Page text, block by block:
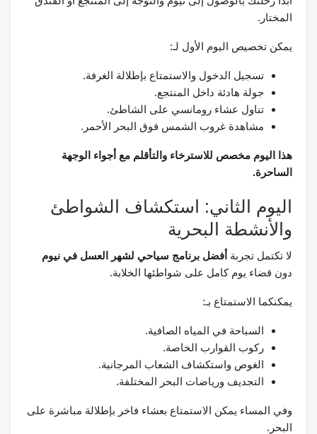
المختار.
يمكن تخصيص اليوم الأول لـ:
تسجيل الدخول والاستمتاع بإطلالة الغرفة.
جولة هادئة داخل المنتجع.
تناول عشاء رومانسي على الشاطئ.
مشاهدة غروب الشمس فوق البحر الأحمر.
هذا اليوم مخصص للاسترخاء والتأقلم مع أجواء الوجهة
الساحرة.
اليوم الثاني: استكشاف الشواطئ
والأنشطة البحرية
لا تكتمل تجربة أفضل برنامج سياحي لشهر العسل في نيوم
دون قضاء يوم كامل على شواطئها الخلابة.
يمكنكما الاستمتاع بـ:
السباحة في المياه الصافية.
ركوب القوارب الخاصة.
الغوص واستكشاف الشعاب المرجانية.
التجديف ورياضات البحر المختلفة.
وفي المساء يمكن الاستمتاع بعشاء فاخر بإطلالة مباشرة على
البحر.